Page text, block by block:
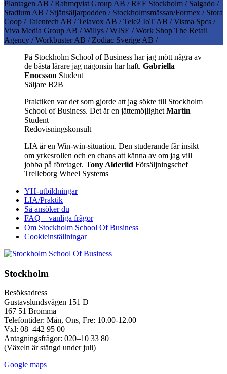
Plantagen AB / Rahmqvist Group AB / REF Stockholm / Salgado /
Stadium AB / Stjänsäljarpodden / Stockholmsmässan/Formex / Stora
Coop / Talentech AB / Telavox AB / Tele2 IoT AB / Visma Spcs /
Viva Media Group AB / Willys / WISE / Work Shop The Retail
Agency / Workbuster AB / Zodiac Sverige AB /
På Stockholm School of Business har jag mött några av
de bästa lärare jag någonsin har haft. Gabriella
Enocsson Student
Säljare B2B
Praktiken var det som gjorde att jag sökte till Stockholm
School of Business. Det är en jättemöjlighet Martin
Student
Redovisningskonsult
LIA är en Win-win-situation. Den studerande får insikt
om yrkesrollen och en chans att känna av om jag vill
jobba på företaget. Tony Alderlid Försäljningschef
Trelleborg Wheel Systems
YH-utbildningar
LIA/Praktik
Så ansöker du
FAQ – vanliga frågor
Om Stockholm School Of Business
Cookieinställningar
Stockholm
Besöksadress
Gustavslundsvägen 151 D
167 51 Bromma
Telefontider: Mån, Ons, Fre: 10.00-12.00
Vxl: 08–442 95 00
Antagningsfrågor: 020–10 33 80
(Växeln är stängd under juli)
Google maps